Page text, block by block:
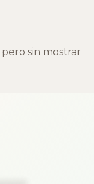
sin mostrar